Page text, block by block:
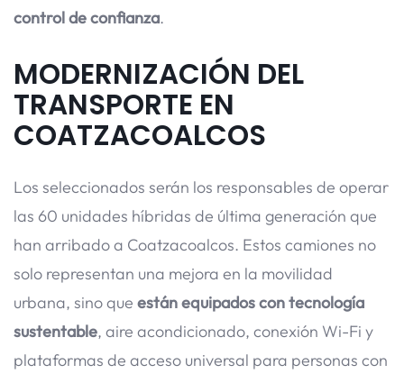
control de confianza.
MODERNIZACIÓN DEL
TRANSPORTE EN
COATZACOALCOS
Los seleccionados serán los responsables de operar
las 60 unidades híbridas de última generación que
han arribado a Coatzacoalcos. Estos camiones no
solo representan una mejora en la movilidad
urbana, sino que están equipados con tecnología
sustentable, aire acondicionado, conexión Wi-Fi y
plataformas de acceso universal para personas con